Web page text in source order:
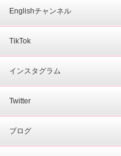
Englishチャンネル
TikTok
インスタグラム
Twitter
ブログ